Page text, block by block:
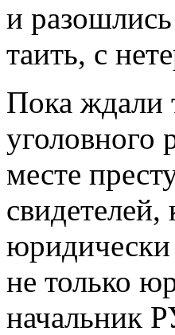
и
таить, с
Пока ждали
уголовного
месте
юридически
не только
начальник